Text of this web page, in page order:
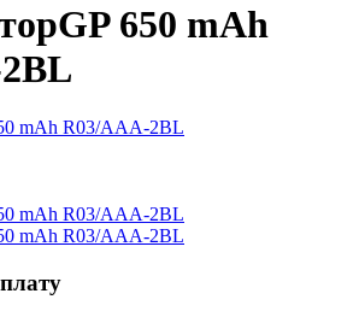
GP 650 mAh